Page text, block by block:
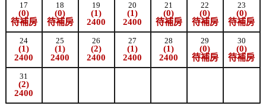
17
(0)
待補房
18
(0)
待補房
19
(1)
2400
20
(1)
2400
21
(0)
待補房
22
(0)
待補房
23
(0)
待補房
24
(1)
2400
25
(1)
2400
26
(2)
2400
27
(1)
2400
28
(1)
2400
29
(0)
待補房
30
(0)
待補房
31
(2)
2400